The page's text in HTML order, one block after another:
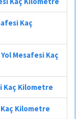
Kaç
Mesafesi Kaç
Kaç Kilometre
Kilometre